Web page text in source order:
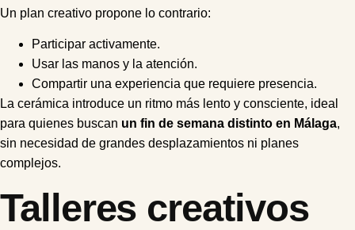
Un plan creativo propone lo contrario:
Participar activamente.
Usar las manos y la atención.
Compartir una experiencia que requiere presencia.
La cerámica introduce un ritmo más lento y consciente, ideal
para quienes buscan un fin de semana distinto en Málaga,
sin necesidad de grandes desplazamientos ni planes
complejos.
Talleres creativos